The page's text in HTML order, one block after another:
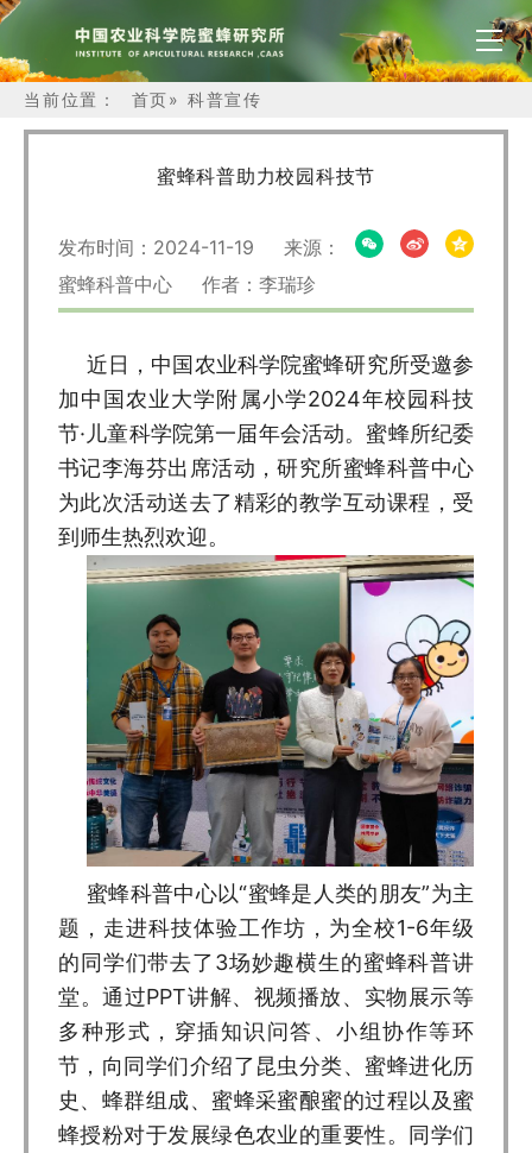
当前位置： 首页» 科普宣传
蜜蜂科普助力校园科技节
发布时间：2024-11-19 来源：
蜜蜂科普中心 作者：李瑞珍
近日，中国农业科学院蜜蜂研究所受邀参
加中国农业大学附属小学2024年校园科技
节·儿童科学院第一届年会活动。蜜蜂所纪委
书记李海芬出席活动，研究所蜜蜂科普中心
为此次活动送去了精彩的教学互动课程，受
到师生热烈欢迎。
蜜蜂科普中心以“蜜蜂是人类的朋友”为主
题，走进科技体验工作坊，为全校1-6年级
的同学们带去了3场妙趣横生的蜜蜂科普讲
堂。通过PPT讲解、视频播放、实物展示等
多种形式，穿插知识问答、小组协作等环
节，向同学们介绍了昆虫分类、蜜蜂进化历
史、蜂群组成、蜜蜂采蜜酿蜜的过程以及蜜
蜂授粉对于发展绿色农业的重要性。同学们